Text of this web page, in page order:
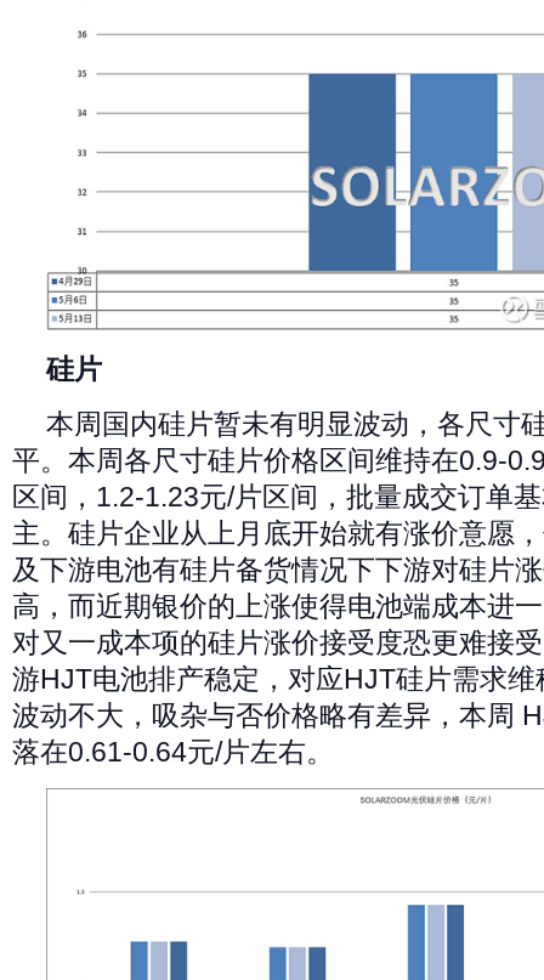
硅片
本周国内硅片暂未有明显波动，各尺寸
平。本周各尺寸硅片价格区间维持在0.9-
区间，1.2-1.23元/片区间，批量成交订单
主。硅片企业从上月底开始就有涨价意愿
及下游电池有硅片备货情况下下游对硅片
高，而近期银价的上涨使得电池端成本进
对又一成本项的硅片涨价接受度恐更难接
游HJT电池排产稳定，对应HJT硅片需求
波动不大，吸杂与否价格略有差异，本周
落在0.61-0.64元/片左右。